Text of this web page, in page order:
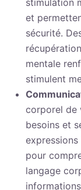
stimulation
et
sécurité.
mentale
stimulent
corporel de
besoins et
pour
langage